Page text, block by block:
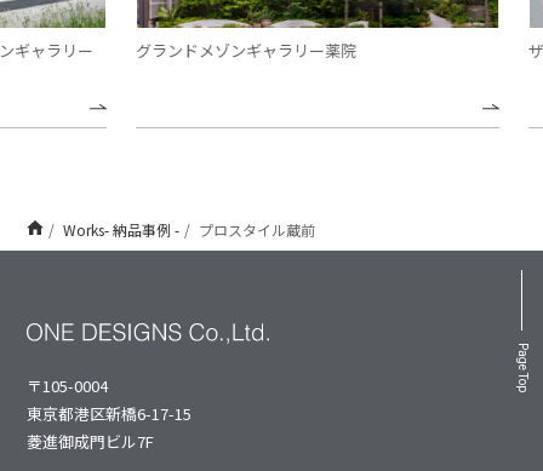
ャラリー グランドメゾンギャラリー薬院 ザ
Works- 納品事例 - プロスタイル蔵前
Page Top
〒105-0004
東京都港区新橋6-17-15
菱進御成⾨ビル7F